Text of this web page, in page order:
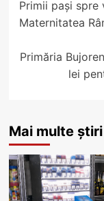
Primii pași spre
Maternitatea
Primăria
lei
Mai multe știri